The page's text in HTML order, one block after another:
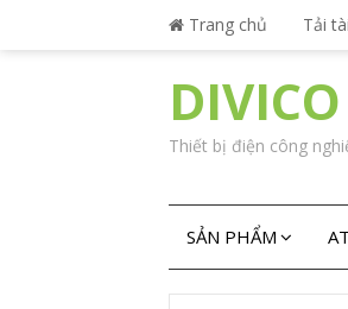
Trang chủ Tải
DIVICO
Thiết bị điện công
SẢN PHẨM